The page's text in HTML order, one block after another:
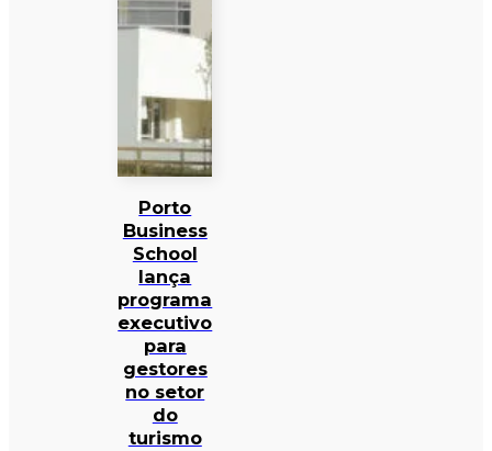
Porto
Business
School
lança
programa
executivo
para
gestores
no setor
do
turismo